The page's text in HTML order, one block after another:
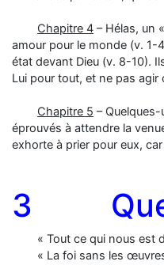
Chapitre 4 – Hélas, un
amour pour le monde (v. 1-
état devant Dieu (v. 8-10).
Lui pour tout, et ne pas agir
Chapitre 5 –
éprouvés à attendre la
exhorte à prier pour eux,
3
« Tout ce qui nous est
« La foi sans les